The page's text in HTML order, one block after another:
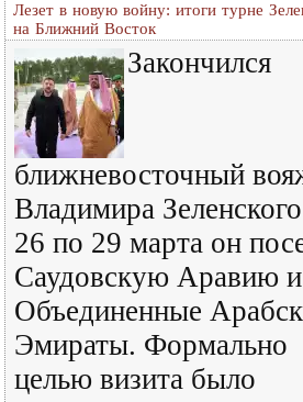
Лезет в новую войну: итоги турне
на Ближний Восток
Закончился
ближневосточный
Владимира
26 по 29 марта он
Саудовскую Аравию и
Объединенные
Эмираты. Формально
целью визита было